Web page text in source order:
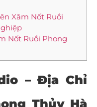
Xăm Nốt Ruồi
Nốt Ruồi Phong
– Địa Chỉ
Thủy Hà